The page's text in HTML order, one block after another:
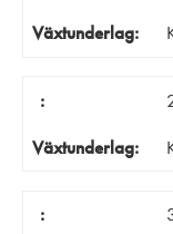
Växtunderlag:
:
Växtunderlag:
: